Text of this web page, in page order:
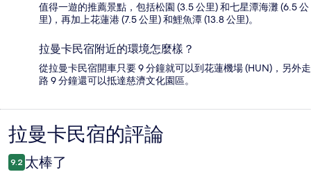
值得一遊的推薦景點，包括松園 (3.5 公里) 和七星潭海灘 (6.5 公
里)，再加上花蓮港 (7.5 公里) 和鯉魚潭 (13.8 公里)。
拉曼卡民宿附近的環境怎麼樣？
從拉曼卡民宿開車只要 9 分鐘就可以到花蓮機場 (HUN)，另外走
路 9 分鐘還可以抵達慈濟文化園區。
評
論
拉曼卡民宿的評論
9.2 太棒了